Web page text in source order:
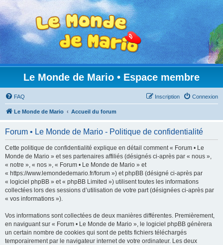
Le Monde de Mario • Espace membre
FAQ Connexion
Inscription
Le Monde de Mario Accueil du forum
Forum • Le Monde de Mario - Politique de confidentialité
Cette politique de confidentialité explique en détail comment « Forum • Le
Monde de Mario » et ses partenaires affiliés (désignés ci-après par « nous »,
« notre », « nos », « Forum • Le Monde de Mario » et
« https://www.lemondedemario.fr/forum ») et phpBB (désigné ci-après par
« logiciel phpBB » et « phpBB Limited ») utilisent toutes les informations
collectées lors des sessions d’utilisation de votre part (désignées ci-après par
« vos informations »).
Vos informations sont collectées de deux manières différentes. Premièrement,
en naviguant sur « Forum • Le Monde de Mario », le logiciel phpBB génèrera
un certain nombre de cookies qui sont de petits fichiers téléchargés
temporairement par le navigateur internet de votre ordinateur. Les deux